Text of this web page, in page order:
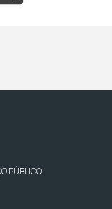
PÚBLICO